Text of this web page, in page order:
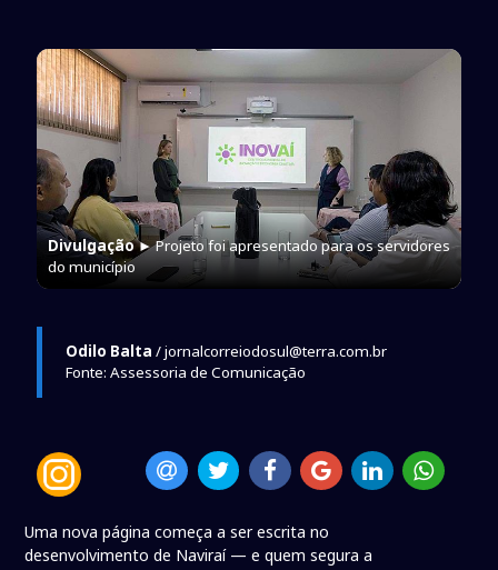
Divulgação► Projeto foi apresentado para os servidores
do município
Odilo Balta / jornalcorreiodosul@terra.com.br
Fonte: Assessoria de Comunicação
Uma nova página começa a ser escrita no
desenvolvimento de Naviraí — e quem segura a